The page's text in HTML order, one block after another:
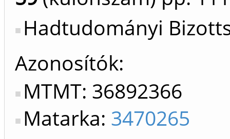
Hadtudományi
Azonosítók
MTMT: 36892366
Matarka: 3470265